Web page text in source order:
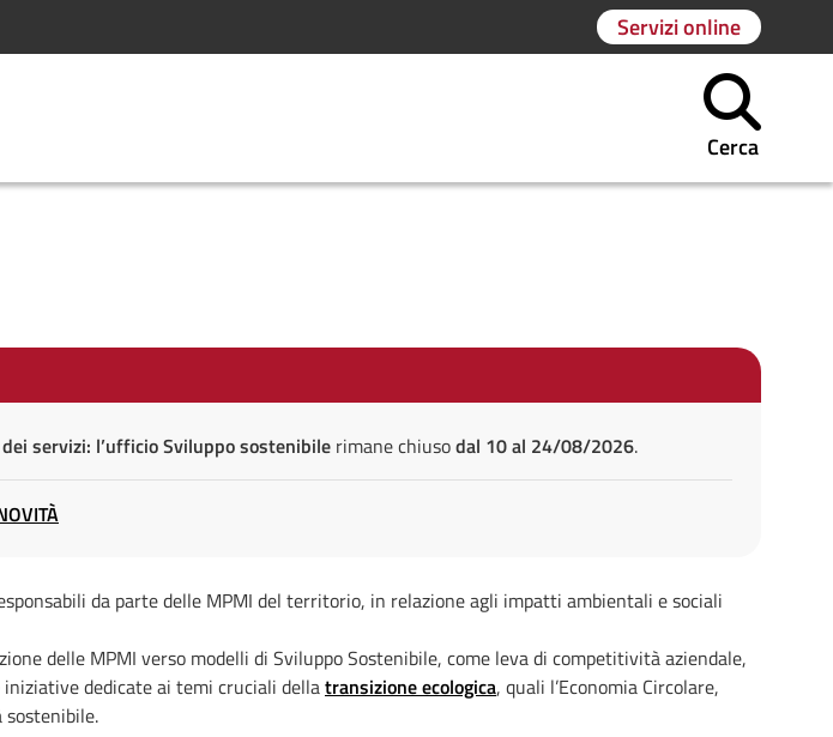
Servizi online
Cerca
servizi: l’ufficio Sviluppo sostenibile rimane chiusodal 10 al 24/08/2026.
da parte delle MPMI del territorio, in relazione agli impatti ambientali e sociali
delle MPMI verso modelli di Sviluppo Sostenibile, come leva di competitività aziendale,
dedicate ai temi cruciali dellatransizione ecologica, quali l’Economia Circolare,
sostenibile.